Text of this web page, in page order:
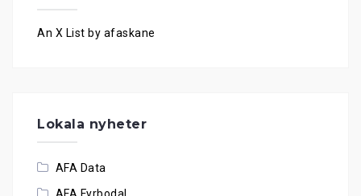
An X List by afaskane
Lokala nyheter
AFA Data
AFA Fyrbodal